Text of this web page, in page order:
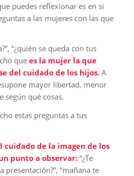
puedes reflexionar es en si
a las mujeres con las que
“¿quién se queda con tus
que es la mujer la que
del cuidado de los hijos.A
mayor libertad, menor
según qué cosas.
estas preguntas a tus
cuidado de la imagen de los
punto a observar:“¿Te
presentación?”, “mañana te